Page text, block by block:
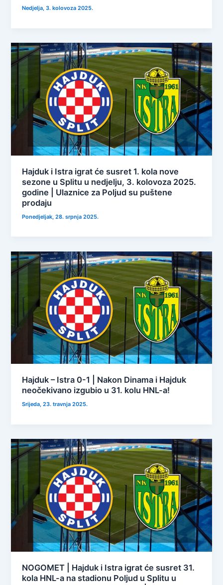
Nedjelja, 3. kolovoza 2025.
Hajduk i Istra igrat će susret 1. kola nove
sezone u Splitu u nedjelju, 3. kolovoza 2025.
godine | Ulaznice za Poljud su puštene
prodaju
Ponedjeljak, 28. srpnja 2025.
Hajduk – Istra 0-1 | Nakon Dinama i Hajduk
neočekivano izgubio u 31. kolu HNL-a!
Srijeda, 23. travnja 2025.
NOGOMET | Hajduk i Istra igrat će susret 31.
kola HNL-a na stadionu Poljud u Splitu u